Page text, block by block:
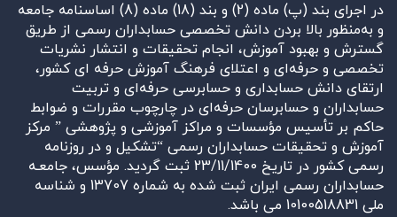
در اجرای بند (پ) ماده (2) و بند (18) ماده (8) اساسنامه جامعه
و به‌منظور بالا بردن دانش تخصصی حسابداران رسمی از طریق
گسترش و بهبود آموزش، انجام تحقیقات و انتشار نشریات
تخصصی و حرفه‌ای و اعتلای فرهنگ آموزش حرفه ای کشور،
ارتقای دانش حسابداری و حسابرسی حرفه‌ای و تربیت
حسابداران و حسابرسان حرفه‌ای در چارچوب مقررات و ضوابط
حاکم بر تأسیس مؤسسات و مراکز آموزشی و پژوهشی ” مرکز
آموزش و تحقیقات حسابداران رسمی “تشکیل و در روزنامه
رسمی کشور در تاریخ 23/11/1400 ثبت گردید. مؤسس، جامعـه
حسابداران رسمی ایران ثبت شده به شماره 13707 و شناسه
ملی 10100518831 می باشد.